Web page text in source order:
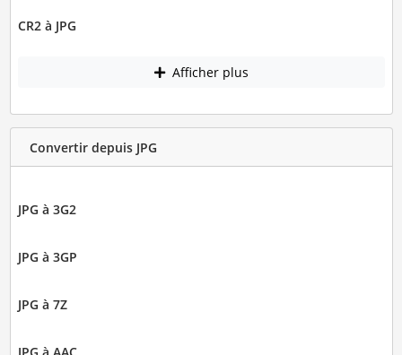
CR2 à JPG
Afficher plus
Convertir depuis JPG
JPG à 3G2
JPG à 3GP
JPG à 7Z